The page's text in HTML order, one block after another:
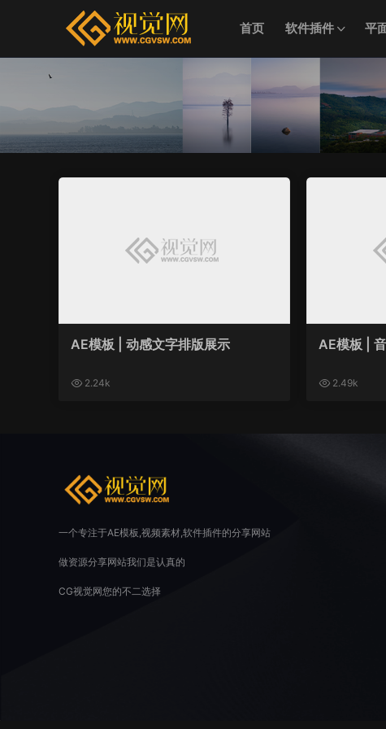
首页 软件插件 平
AE模板 | 动感文字排版展示
2.24k
AE模板 |
2.49k
一个专注于AE模板,视频素材,软件插件的分享网站
做资源分享网站我们是认真的
CG视觉网您的不二选择